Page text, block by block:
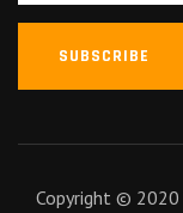
SUBSCRIBE
Copyright © 2020